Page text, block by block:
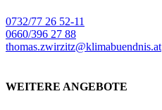
0732/77 26 52-11
0660/396 27 88
thomas.zwirzitz@klimabuendnis.at
WEITERE ANGEBOTE